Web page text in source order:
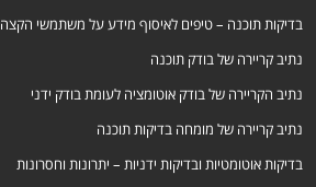
בדיקות תוכנה – טיפים לאיסוף מידע על משתמשי הקצה
נתיב קריירה של בודק תוכנה
נתיב הקריירה של בודק אוטומציה לעומת בודק ידני
נתיב קריירה של מומחה בדיקות תוכנה
בדיקות אוטומטיות ובדיקות ידניות – יתרונות וחסרונות